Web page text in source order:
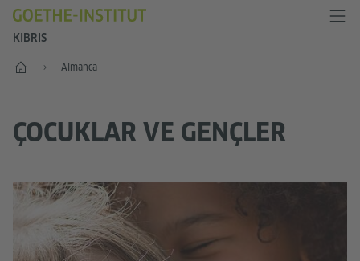
KIBRIS
Anasayfa Almanca
ÇOCUKLAR VE GENÇLER